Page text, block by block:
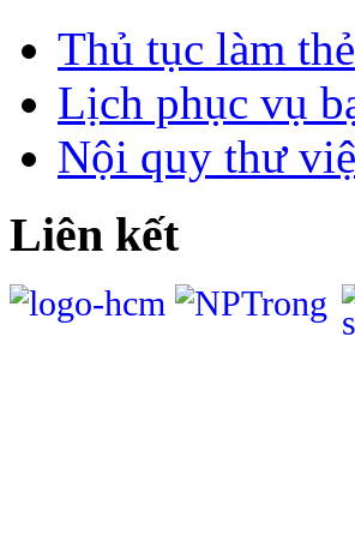
Thủ tục làm thẻ
Lịch phục vụ
Nội quy thư
Liên kết